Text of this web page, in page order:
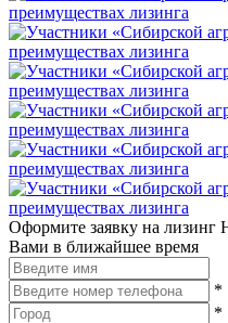
Оформите заявку на лизинг
Вами в ближайшее время
*
*